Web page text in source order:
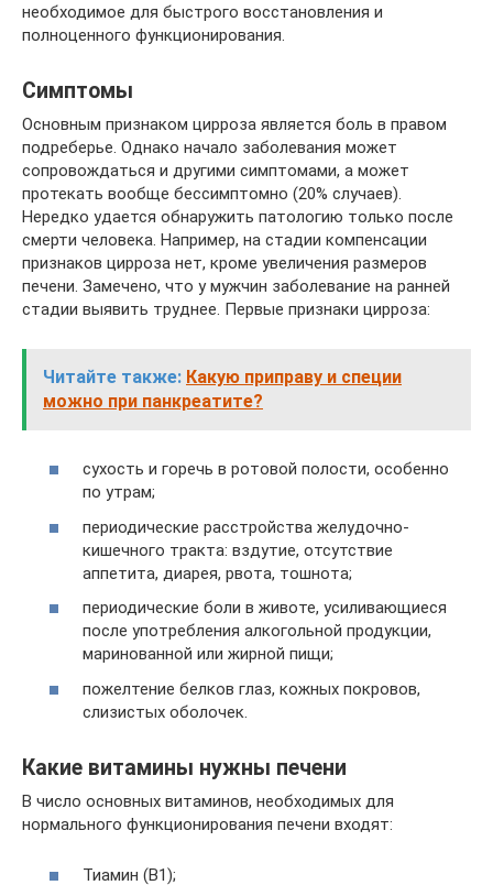
необходимое для быстрого восстановления и
полноценного функционирования.
Симптомы
Основным признаком цирроза является боль в правом
подреберье. Однако начало заболевания может
сопровождаться и другими симптомами, а может
протекать вообще бессимптомно (20% случаев).
Нередко удается обнаружить патологию только после
смерти человека. Например, на стадии компенсации
признаков цирроза нет, кроме увеличения размеров
печени. Замечено, что у мужчин заболевание на ранней
стадии выявить труднее. Первые признаки цирроза:
Читайте также: Какую приправу и специи
можно при панкреатите?
сухость и горечь в ротовой полости, особенно
по утрам;
периодические расстройства желудочно-
кишечного тракта: вздутие, отсутствие
аппетита, диарея, рвота, тошнота;
периодические боли в животе, усиливающиеся
после употребления алкогольной продукции,
маринованной или жирной пищи;
пожелтение белков глаз, кожных покровов,
слизистых оболочек.
Какие витамины нужны печени
В число основных витаминов, необходимых для
нормального функционирования печени входят:
Тиамин (В1);